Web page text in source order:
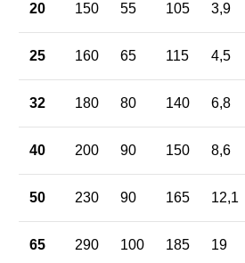
20 150 55 105 3,9
25 160 65 115 4,5
32 180 80 140 6,8
40 200 90 150 8,6
50 230 90 165 12,1
65 290 100 185 19